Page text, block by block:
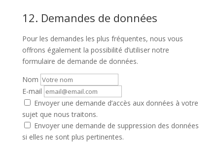
12. Demandes de données
Pour les demandes les plus fréquentes, nous vous
offrons également la possibilité d’utiliser notre
formulaire de demande de données.
Nom
E-mail
Envoyer une demande d’accès aux données à votre
sujet que nous traitons.
Envoyer une demande de suppression des données
si elles ne sont plus pertinentes.